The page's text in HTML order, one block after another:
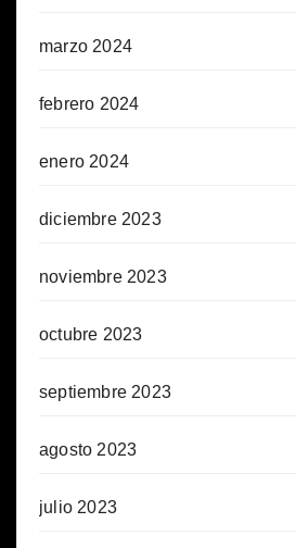
marzo 2024
febrero 2024
enero 2024
diciembre 2023
noviembre 2023
octubre 2023
septiembre 2023
agosto 2023
julio 2023